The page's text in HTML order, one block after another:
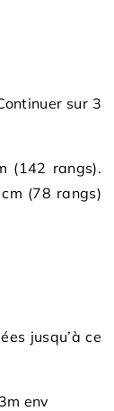
sur 3
(142 rangs).
(78 rangs)
jusqu’à ce
env